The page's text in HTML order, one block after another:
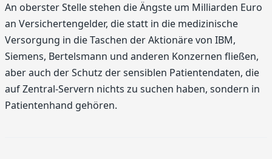
An oberster Stelle stehen die Ängste um Milliarden Euro
an Versichertengelder, die statt in die medizinische
Versorgung in die Taschen der Aktionäre von IBM,
Siemens, Bertelsmann und anderen Konzernen fließen,
aber auch der Schutz der sensiblen Patientendaten, die
auf Zentral-Servern nichts zu suchen haben, sondern in
Patientenhand gehören.